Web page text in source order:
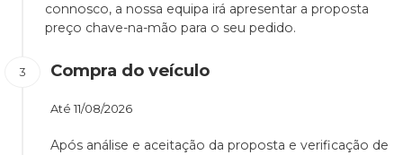
connosco, a nossa equipa irá apresentar a proposta
preço chave-na-mão para o seu pedido.
Compra do veículo
Até 11/08/2026
Após análise e aceitação da proposta e verificação de